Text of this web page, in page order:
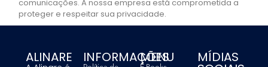
comunicações. A nossa empresa está comprometida a
proteger e respeitar sua privacidade.
ALINARE INFORMAÇÕES
MENU MÍDIAS